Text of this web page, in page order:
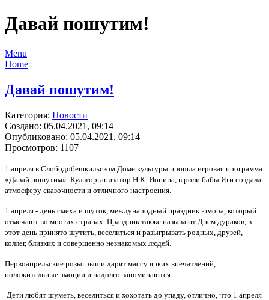
Давай пошутим!
Menu
Home
Давай пошутим!
Категория: Новости
Создано: 05.04.2021, 09:14
Опубликовано: 05.04.2021, 09:14
Просмотров: 1107
1 апреля в Слободобешкильском Доме культуры прошла игровая программа
«Давай пошутим». Культорганизатор Н.К. Ионина, в роли бабы Яги создала
атмосферу сказочности и отличного настроения.
1 апреля - день смеха и шуток, международный праздник юмора, который
отмечают во многих странах. Праздник также называют Днем дураков, в
этот день принято шутить, веселиться и разыгрывать родных, друзей,
коллег, близких и совершенно незнакомых людей.
Первоапрельские розыгрыши дарят массу ярких впечатлений,
положительные эмоции и надолго запоминаются.
Дети любят шуметь, веселиться и хохотать до упаду, отлично, что 1 апреля